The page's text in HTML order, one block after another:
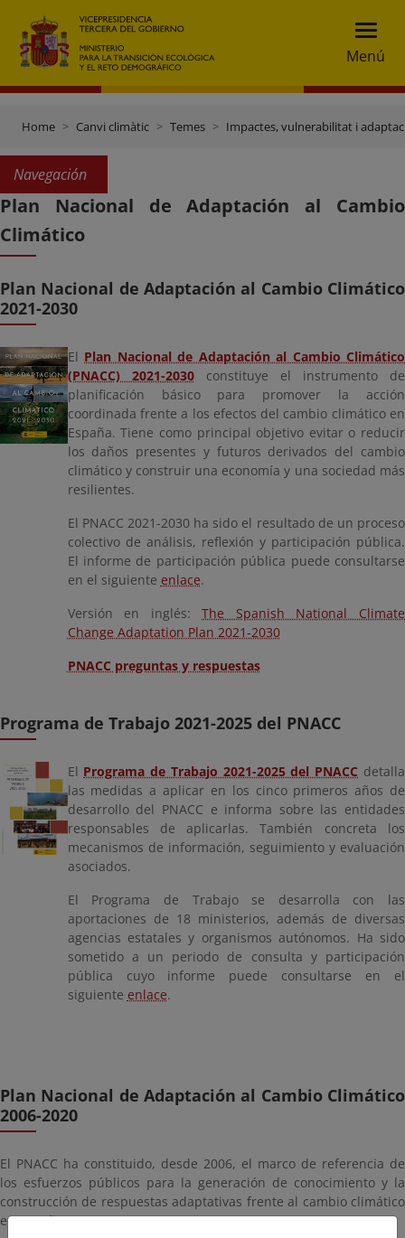
Menú
Home Canvi climàtic Temes Impactes, vulnerabilitat i
Navegación
Plan Nacional de Adaptación al Cambio
Climático
Plan Nacional de Adaptación al Cambio Climático
2021-2030
El Plan Nacional de Adaptación al Cambio Climático
(PNACC) 2021-2030constituye el instrumento de
planificación básico para promover la acción
coordinada frente a los efectos del cambio climático en
España. Tiene como principal objetivo evitar o reducir
los daños presentes y futuros derivados del cambio
climático y construir una economía y una sociedad más
resilientes.
El PNACC 2021-2030 ha sido el resultado de un proceso
colectivo de análisis, reflexión y participación pública.
El informe de participación pública puede consultarse
en el siguiente enlace.
Versión en inglés:The Spanish National Climate
Change Adaptation Plan 2021-2030
PNACC preguntas y respuestas
Programa de Trabajo 2021-2025 del PNACC
El Programa de Trabajo 2021-2025 del PNACC detalla
las medidas a aplicar en los cinco primeros años de
desarrollo del PNACC e informa sobre las entidades
responsables de aplicarlas. También concreta los
mecanismos de información, seguimiento y evaluación
asociados.
El Programa de Trabajo se desarrolla con las
aportaciones de 18 ministerios, además de diversas
agencias estatales y organismos autónomos. Ha sido
sometido a un periodo de consulta y participación
pública cuyo informe puede consultarse en el
siguiente enlace.
Plan Nacional de Adaptación al Cambio Climático
2006-2020
El PNACC ha constituido, desde 2006, el marco de referencia de
los esfuerzos públicos para la generación de conocimiento y la
construcción de respuestas adaptativas frente al cambio climático
en España.